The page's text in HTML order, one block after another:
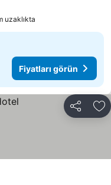
uzaklıkta
Fiyatları görün
Paylaş